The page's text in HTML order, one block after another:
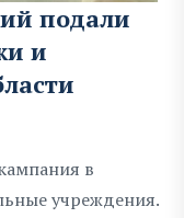
подали
и
в
учреждения.